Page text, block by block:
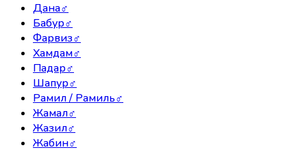
Дана♂
Бабур♂
Фарвиз♂
Хамдам♂
Падар♂
Шапур♂
Рамил / Рамиль♂
Жамал♂
Жазил♂
Жабин♂